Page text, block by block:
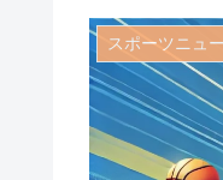
スポーツニュ